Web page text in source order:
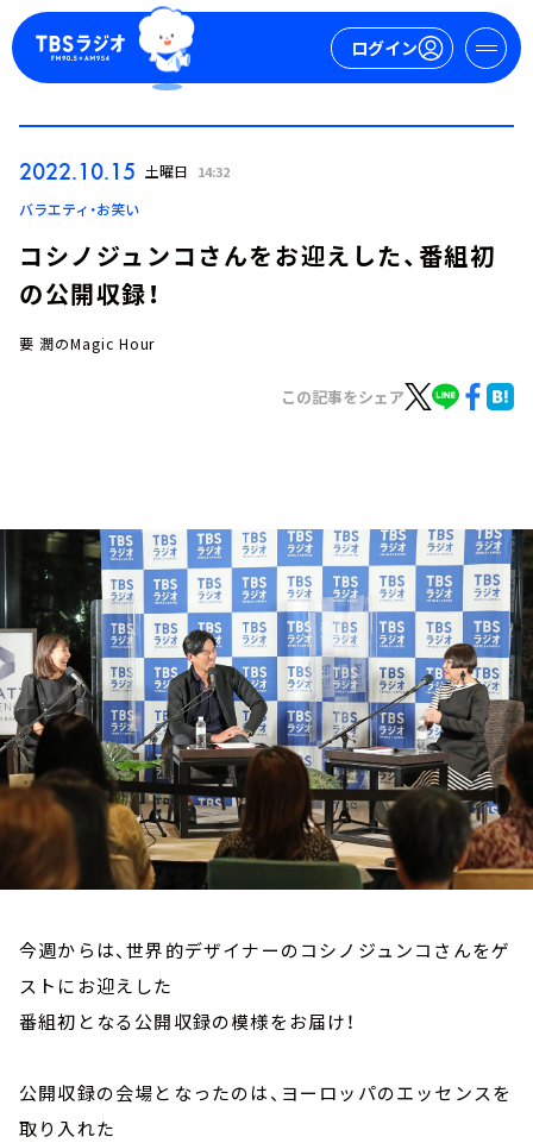
ログイン
ログイン
お知らせ
イベント・グッズ
YouTube
会社情報
2022.10.15 土曜日 14:32
バラエティ・お笑い
コシノジュンコさんをお迎えした、番組初
の公開収録！
要 潤のMagic Hour
この記事をシェア
今週からは、世界的デザイナーのコシノジュンコさんをゲ
ストにお迎えした
番組初となる公開収録の模様をお届け！
公開収録の会場となったのは、ヨーロッパのエッセンスを
取り入れた